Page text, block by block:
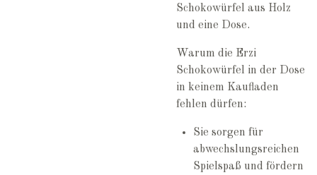
Schokowürfel aus Holz
und eine Dose.
Warum die Erzi
Schokowürfel in der Dose
in keinem Kaufladen
fehlen dürfen:
Sie sorgen für
abwechslungsreichen
Spielspaß und fördern